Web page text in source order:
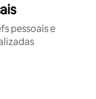
pessoais e